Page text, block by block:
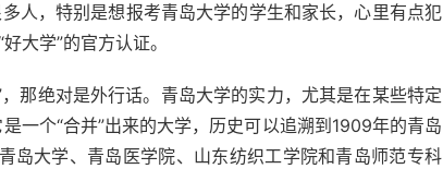
人，特别是想报考青岛大学的学生和家长，心里有点犯
大学”的官方认证。
那绝对是外行话。青岛大学的实力，尤其是在某些特定
一个“合并”出来的大学，历史可以追溯到1909年的青岛
岛大学、青岛医学院、山东纺织工学院和青岛师范专科